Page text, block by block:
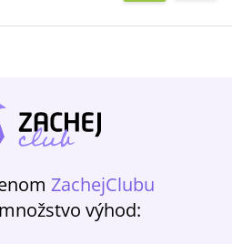
prežiť a ako sa v tomto (zatiaľ)
ZachejClubu
výhod: